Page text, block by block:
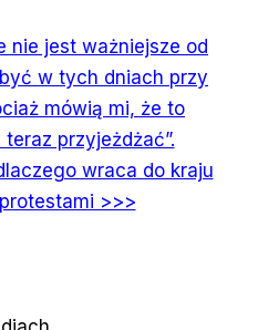
nie jest ważniejsze od
w tych dniach przy
mówią mi, że to
przyjeżdżać”.
wraca do kraju
>>>